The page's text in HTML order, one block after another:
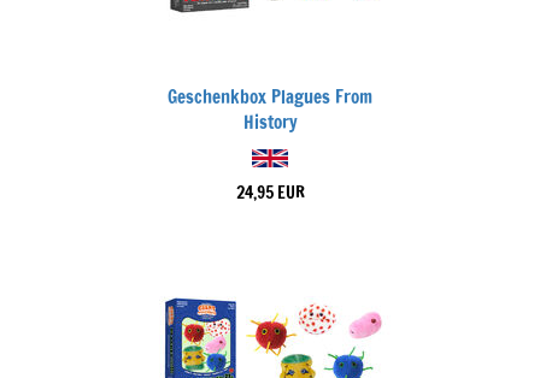
Geschenkbox Plagues From
History
24,95 EUR